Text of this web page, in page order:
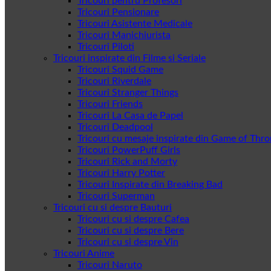
Tricouri Pensionare
Tricouri Asistente Medicale
Tricouri Manichiurista
Tricouri Piloti
Tricouri inspirate din Filme si Seriale
Tricouri Squid Game
Tricouri Riverdale
Tricouri Stranger Things
Tricouri Friends
Tricouri La Casa de Papel
Tricouri Deadpool
Tricouri cu mesaje inspirate din Game of
Tricouri PowerPuff Girls
Tricouri Rick and Morty
Tricouri Harry Potter
Tricouri Inspirate din Breaking Bad
Tricouri Superman
Tricouri cu si despre Bauturi
Tricouri cu si despre Cafea
Tricouri cu si despre Bere
Tricouri cu si despre Vin
Tricouri Anime
Tricouri Naruto